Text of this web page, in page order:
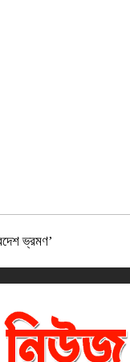
ভ্রমণ’